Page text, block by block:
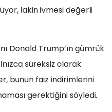
lakin ivmesi değerli
Donald Trump’ın gümrük
süreksiz olarak
bunun faiz indirimlerini
gerektiğini söyledi.